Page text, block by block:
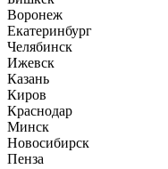
Воронеж
Екатеринбург
Челябинск
Ижевск
Казань
Киров
Краснодар
Минск
Новосибирск
Пенза